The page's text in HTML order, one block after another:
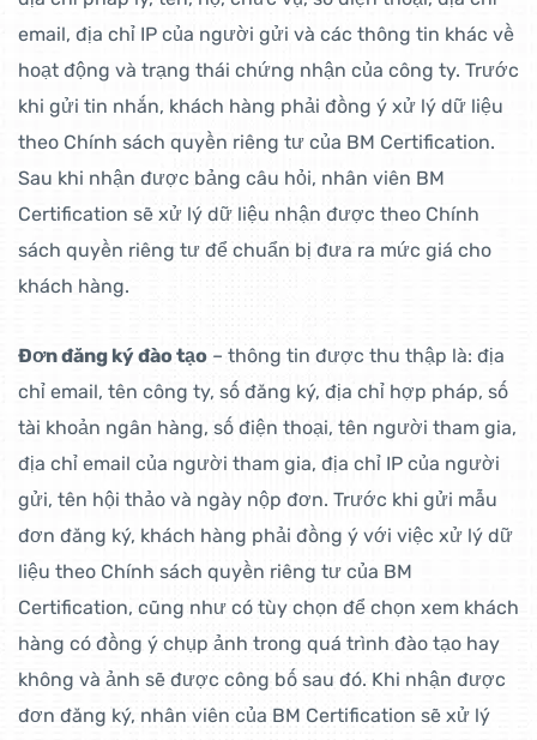
email, địa chỉ IP của người gửi và các thông tin khác về
hoạt động và trạng thái chứng nhận của công ty. Trước
khi gửi tin nhắn, khách hàng phải đồng ý xử lý dữ liệu
theo Chính sách quyền riêng tư của BM Certification.
Sau khi nhận được bảng câu hỏi, nhân viên BM
Certification sẽ xử lý dữ liệu nhận được theo Chính
sách quyền riêng tư để chuẩn bị đưa ra mức giá cho
khách hàng.
Đơn đăng ký đào tạo – thông tin được thu thập là: địa
chỉ email, tên công ty, số đăng ký, địa chỉ hợp pháp, số
tài khoản ngân hàng, số điện thoại, tên người tham gia,
địa chỉ email của người tham gia, địa chỉ IP của người
gửi, tên hội thảo và ngày nộp đơn. Trước khi gửi mẫu
đơn đăng ký, khách hàng phải đồng ý với việc xử lý dữ
liệu theo Chính sách quyền riêng tư của BM
Certification, cũng như có tùy chọn để chọn xem khách
hàng có đồng ý chụp ảnh trong quá trình đào tạo hay
không và ảnh sẽ được công bố sau đó. Khi nhận được
đơn đăng ký, nhân viên của BM Certification sẽ xử lý